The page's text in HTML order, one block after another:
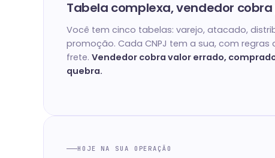
Tabela complexa, vendedor
Você tem cinco tabelas: varejo, atacado,
promoção. Cada CNPJ tem a sua, com regras
frete. Vendedor cobra valor errado,
quebra.
HOJE NA SUA OPERAÇÃO